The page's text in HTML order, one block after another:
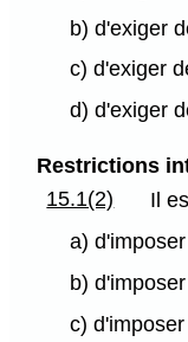
b) d'exiger
c) d'exiger
d) d'exiger
Restrictions
15.1(2)
Il
a)
b)
c)